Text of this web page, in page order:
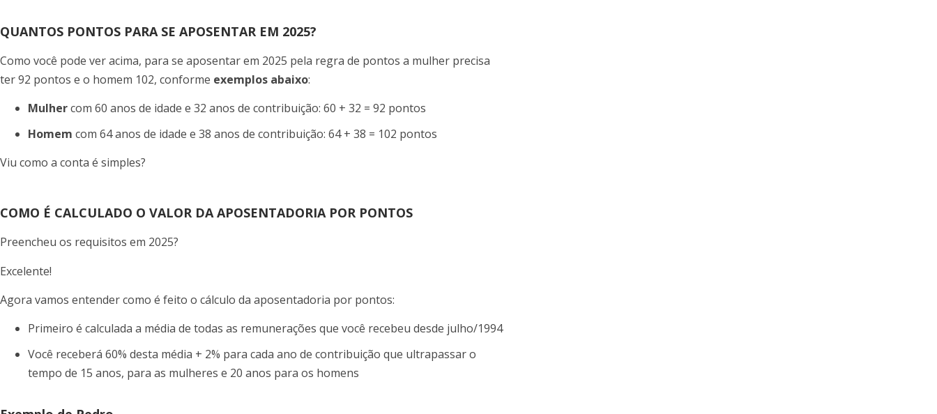
QUANTOS PONTOS PARA SE APOSENTAR EM 2025?
Como você pode ver acima, para se aposentar em 2025 pela regra de pontos a mulher precisa
ter 92 pontos e o homem 102, conforme exemplos abaixo:
Mulhercom 60 anos de idade e 32 anos de contribuição: 60 + 32 = 92 pontos
Homem com 64 anos de idade e 38 anos de contribuição: 64 + 38 = 102 pontos
Viu como a conta é simples?
COMO É CALCULADO O VALOR DA APOSENTADORIA POR PONTOS
Preencheu os requisitos em 2025?
Excelente!
Agora vamos entender como é feito o cálculo da aposentadoria por pontos:
Primeiro é calculada a média de todas as remunerações que você recebeu desde julho/1994
Você receberá 60% desta média + 2% para cada ano de contribuição que ultrapassar o
tempo de 15 anos, para as mulheres e 20 anos para os homens